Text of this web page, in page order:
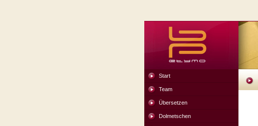
Start
Team
Übersetzen
Dolmetschen